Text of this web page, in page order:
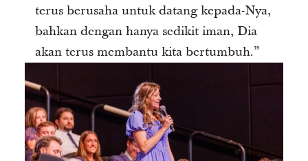
terus berusaha untuk datang kepada-Nya,
bahkan dengan hanya sedikit iman, Dia
akan terus membantu kita bertumbuh.”